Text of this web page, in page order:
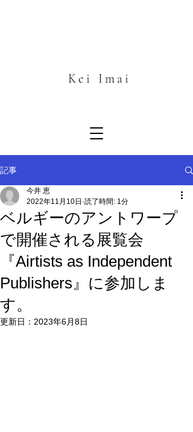
Kei Imai
記事
ベルギーのアントワープ
で開催される展覧会
『Airtists as Independent
Publishers』に参加しま
す。​
今井 恵
2022年11月10日 読了時間: 1分
更新日： 2023年6月8日